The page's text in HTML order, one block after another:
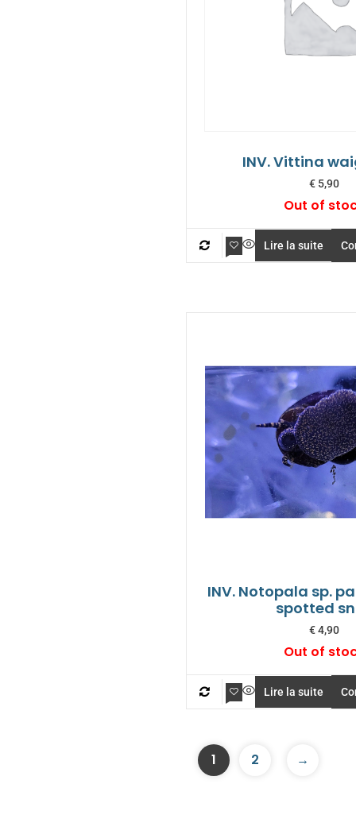
INV. Vittina
€ 5,90
Out of
Lire la suite
INV. Notopala sp.
spotted
€4,90
Out of
Lire la suite
1 2 →